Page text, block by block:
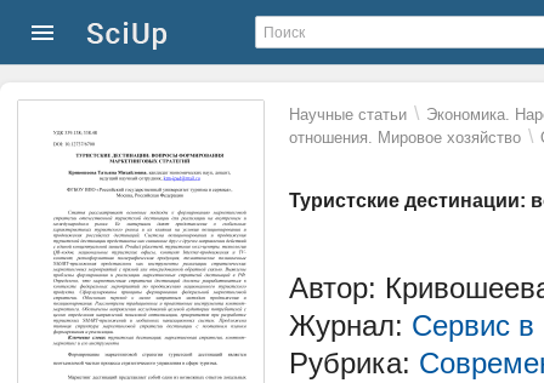
Научные статьи \ Экономика.
отношения. Мировое хозяйство \
Туристские дестинации:
Автор:
Журнал: Сервис в
Рубрика: